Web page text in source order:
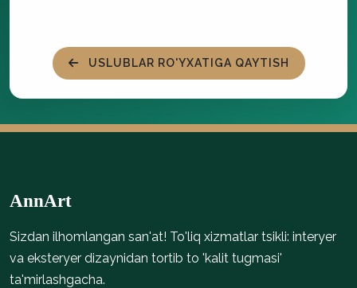
USLUBLAR RO'YXATIGA QAYTISH
AnnArt
Sizdan ilhomlangan san'at! To'liq xizmatlar tsikli: interyer
va eksteryer dizaynidan tortib to 'kalit tugmasi'
ta'mirlashgacha.